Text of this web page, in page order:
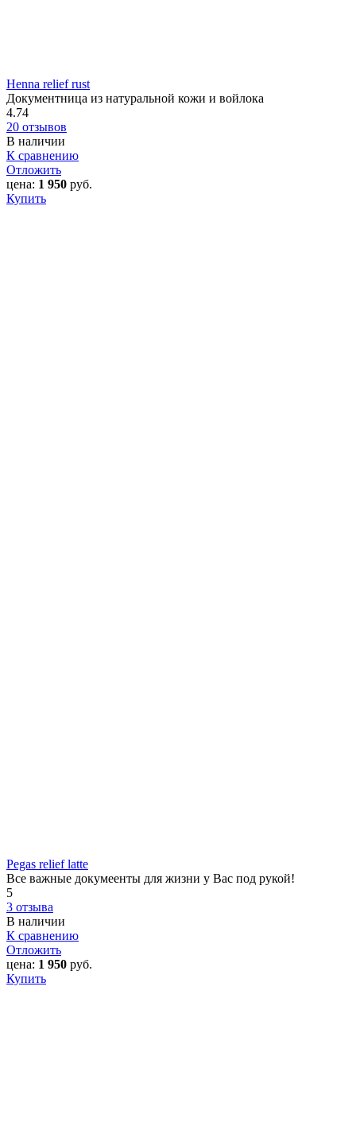
Henna relief rust
Документница из натуральной кожи и войлока
4.74
20 отзывов
В наличии
К сравнению
Отложить
цена: 1 950 руб.
Купить
Pegas relief latte
Все важные докумеенты для жизни у Вас под рукой!
5
3 отзыва
В наличии
К сравнению
Отложить
цена: 1 950 руб.
Купить